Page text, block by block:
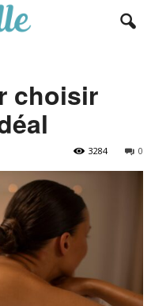
choisir
0
3284